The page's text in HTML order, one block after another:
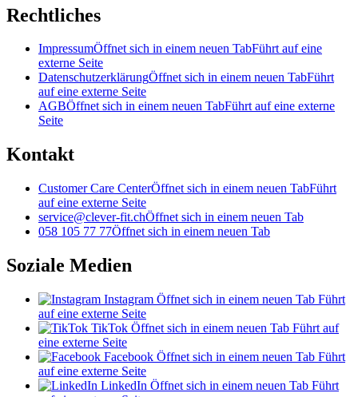
Rechtliches
ImpressumÖffnet sich in einem neuen TabFührt auf eine
externe Seite
DatenschutzerklärungÖffnet sich in einem neuen TabFührt
auf eine externe Seite
AGBÖffnet sich in einem neuen TabFührt auf eine externe
Seite
Kontakt
Customer Care CenterÖffnet sich in einem neuen TabFührt
auf eine externe Seite
service@clever-fit.chÖffnet sich in einem neuen Tab
058 105 77 77Öffnet sich in einem neuen Tab
Soziale Medien
Instagram Öffnet sich in einem neuen Tab Führt
auf eine externe Seite
TikTok Öffnet sich in einem neuen Tab Führt auf
eine externe Seite
Facebook Öffnet sich in einem neuen Tab Führt
auf eine externe Seite
LinkedIn Öffnet sich in einem neuen Tab Führt